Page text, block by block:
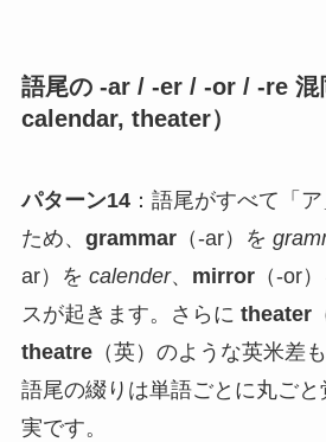
語尾の -ar / -er / -or / -re 混
calendar, theater）
パターン14：語尾がすべて「
ため、 grammar（-ar）を
ar）を calender、 mirror（-or）
スが起きます。さらに theater
theatre（英）のような英米差
語尾の綴りは単語ごとに丸ご
実です。